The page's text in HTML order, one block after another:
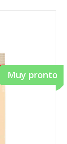
Muy pronto